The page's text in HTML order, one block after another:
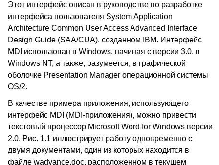
Этот интерфейс описан в руководстве по разработке
интерфейса пользователя System Application
Architecture Common User Access Advanced Interface
Design Guide (SAA/CUA), созданном IBM. Интерфейс
MDI использован в Windows, начиная с версии 3.0, в
Windows NT, а также, разумеется, в графической
оболочке Presentation Manager операционной системы
OS/2.
В качестве примера приложения, использующего
интерфейс MDI (MDI-приложения), можно привести
текстовый процессор Microsoft Word for Windows версии
2.0. Рис. 1.1 иллюстрирует работу одновременно с
двумя документами, один из которых находится в
файле wadvance.doc, расположенном в текущем